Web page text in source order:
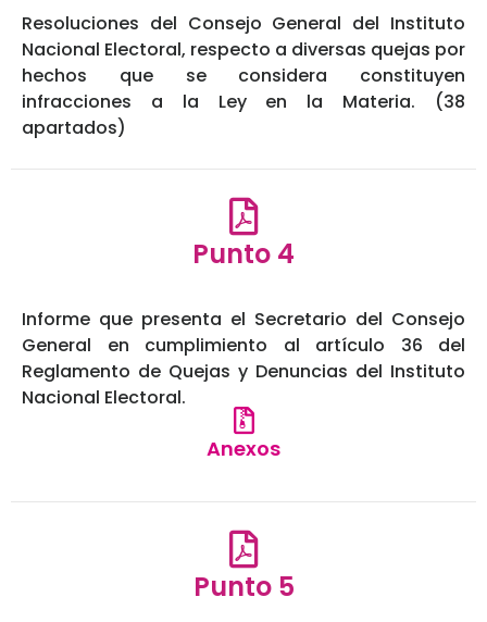
Resoluciones del Consejo General del Instituto
Nacional Electoral, respecto a diversas quejas por
hechos que se considera constituyen
infracciones a la Ley en la Materia. (38
apartados)
Punto 4
Informe que presenta el Secretario del Consejo
General en cumplimiento al artículo 36 del
Reglamento de Quejas y Denuncias del Instituto
Nacional Electoral.
Anexos
Punto 5